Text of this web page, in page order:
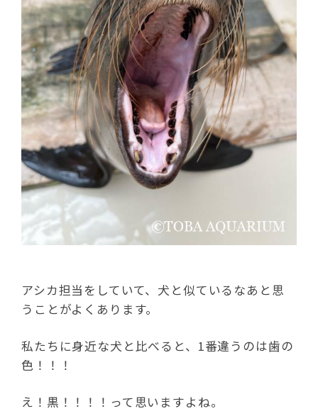
アシカ担当をしていて、犬と似ているなあと思
うことがよくあります。
私たちに身近な犬と比べると、1番違うのは歯の
色！！！
え！黒！！！！って思いますよね。